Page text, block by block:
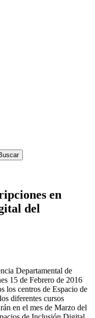
en
del
Departamental de
15 de Febrero de 2016
los centros de Espacio de
diferentes cursos
en el mes de Marzo del